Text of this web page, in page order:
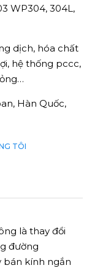
WP304, 304L,
dịch, hóa chất
hệ thống pccc,
Hàn Quốc,
TÔI
là thay đổi
đường
bán kính ngắn